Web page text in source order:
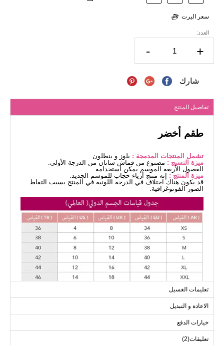
سعر اليرت
العدد:
- +
شارك
تفاصيل المنتج
طقم أخضر
تشمل المنتجات المدمجة : بلوز و بنطلون.
ميزة النسيج : مصنوع من قماش ساتان من الدرجة الأولى.
الفصول الأربعة الموسم يمكن استخدامه.
ميزة المنتج : إنه منتج أزياء حجاب للموسم الجديد.
قد يكون هناك اختلاف في الدرجة اللونية في المنتج بسبب التقاط
الصور الفوتوغرافية.
تعليمات الغسيل
الاعادة و التبديل
خيارات الدفع
تعليقات(2)